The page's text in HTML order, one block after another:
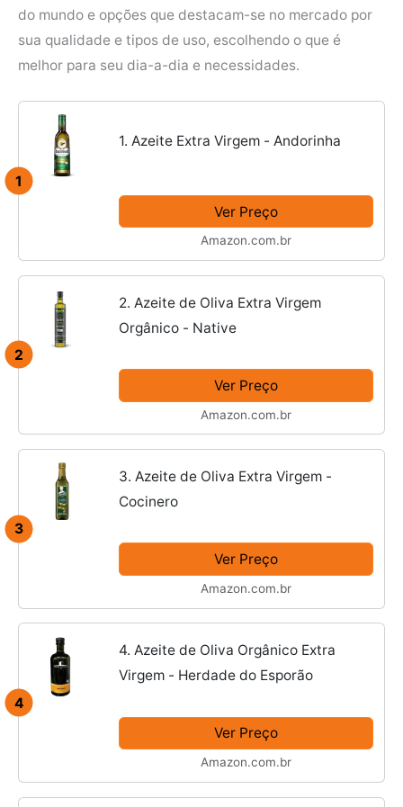
do mundo e opções que destacam-se no mercado por
sua qualidade e tipos de uso, escolhendo o que é
melhor para seu dia-a-dia e necessidades.
1
1. Azeite Extra Virgem - Andorinha
Ver Preço
Amazon.com.br
2
2. Azeite de Oliva Extra Virgem
Orgânico - Native
Ver Preço
Amazon.com.br
3
3. Azeite de Oliva Extra Virgem -
Cocinero
Ver Preço
Amazon.com.br
4
4. Azeite de Oliva Orgânico Extra
Virgem - Herdade do Esporão
Ver Preço
Amazon.com.br